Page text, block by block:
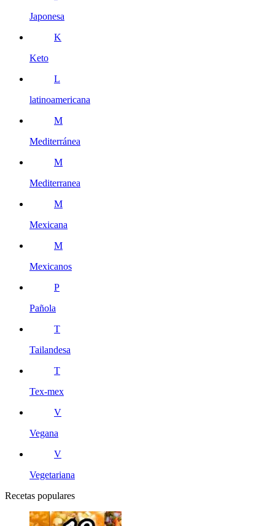
Japonesa
K
Keto
L
latinoamericana
M
Mediterránea
M
Mediterranea
M
Mexicana
M
Mexicanos
P
Pañola
T
Tailandesa
T
Tex-mex
V
Vegana
V
Vegetariana
Recetas populares